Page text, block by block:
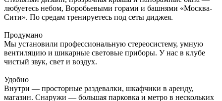
любуетесь небом, Воробьевыми горами и башнями «Москва-
Сити». По средам тренируетесь под сеты диджея.
Продумано
Мы установили профессиональную стереосистему, умную
вентиляцию и шикарные световые приборы. У нас в клубе
чистый звук, свет и воздух.
Удобно
Внутри — просторные раздевалки, шкафчики в аренду,
магазин. Снаружи — большая парковка и метро в нескольких